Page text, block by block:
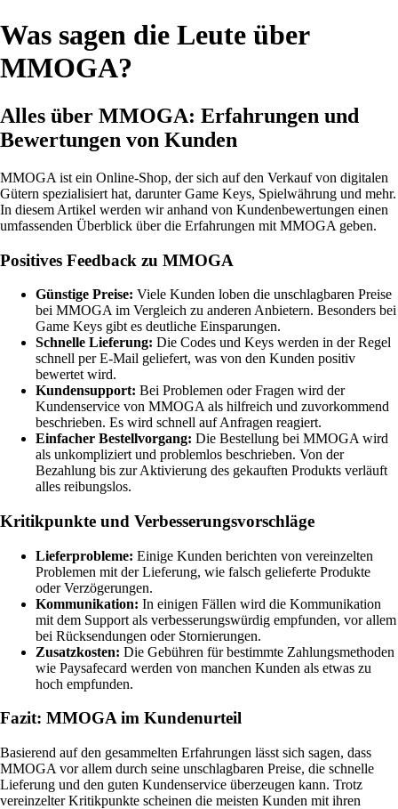
Was sagen die Leute über
MMOGA?
Alles über MMOGA: Erfahrungen und
Bewertungen von Kunden
MMOGA ist ein Online-Shop, der sich auf den Verkauf von digitalen
Gütern spezialisiert hat, darunter Game Keys, Spielwährung und mehr.
In diesem Artikel werden wir anhand von Kundenbewertungen einen
umfassenden Überblick über die Erfahrungen mit MMOGA geben.
Positives Feedback zu MMOGA
Günstige Preise: Viele Kunden loben die unschlagbaren Preise
bei MMOGA im Vergleich zu anderen Anbietern. Besonders bei
Game Keys gibt es deutliche Einsparungen.
Schnelle Lieferung: Die Codes und Keys werden in der Regel
schnell per E-Mail geliefert, was von den Kunden positiv
bewertet wird.
Kundensupport: Bei Problemen oder Fragen wird der
Kundenservice von MMOGA als hilfreich und zuvorkommend
beschrieben. Es wird schnell auf Anfragen reagiert.
Einfacher Bestellvorgang: Die Bestellung bei MMOGA wird
als unkompliziert und problemlos beschrieben. Von der
Bezahlung bis zur Aktivierung des gekauften Produkts verläuft
alles reibungslos.
Kritikpunkte und Verbesserungsvorschläge
Lieferprobleme: Einige Kunden berichten von vereinzelten
Problemen mit der Lieferung, wie falsch gelieferte Produkte
oder Verzögerungen.
Kommunikation: In einigen Fällen wird die Kommunikation
mit dem Support als verbesserungswürdig empfunden, vor allem
bei Rücksendungen oder Stornierungen.
Zusatzkosten: Die Gebühren für bestimmte Zahlungsmethoden
wie Paysafecard werden von manchen Kunden als etwas zu
hoch empfunden.
Fazit: MMOGA im Kundenurteil
Basierend auf den gesammelten Erfahrungen lässt sich sagen, dass
MMOGA vor allem durch seine unschlagbaren Preise, die schnelle
Lieferung und den guten Kundenservice überzeugen kann. Trotz
vereinzelter Kritikpunkte scheinen die meisten Kunden mit ihren